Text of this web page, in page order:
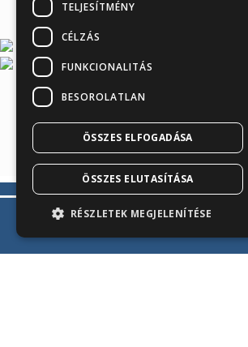
TELJESÍTMÉNY
CÉLZÁS
FUNKCIONALITÁS
BESOROLATLAN
ÖSSZES ELFOGADÁSA
ÖSSZES ELUTASÍTÁSA
RÉSZLETEK MEGJELENÍTÉSE